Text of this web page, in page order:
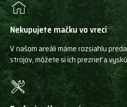
Nekupujete mačku vo vreci
V našom areáli máme rozsiahlu
strojov, môžete si ich prezrieť a